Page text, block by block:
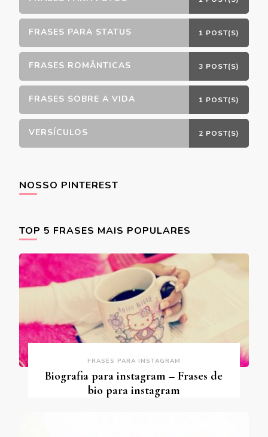
FRASES PARA STATUS 1 POST(S)
FRASES ROMÂNTICAS 3 POST(S)
FRASES SOBRE A VIDA 1 POST(S)
VERSÍCULOS 2 POST(S)
NOSSO PINTEREST
TOP 5 FRASES MAIS POPULARES
FRASES PARA INSTAGRAM
Biografia para instagram – Frases de
bio para instagram